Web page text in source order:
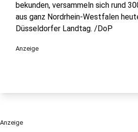
bekunden, versammeln sich rund
aus ganz Nordrhein-Westfalen
Düsseldorfer Landtag. /DoP
Anzeige
Anzeige